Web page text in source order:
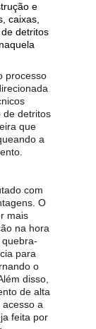
e
caixas,
detritos
processo
de detritos
que
a
com
O
mais
na hora
para
o
disso,
de alta
a
feita por